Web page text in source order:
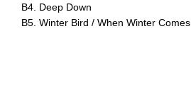
B4. Deep Down
B5. Winter Bird / When Winter Comes